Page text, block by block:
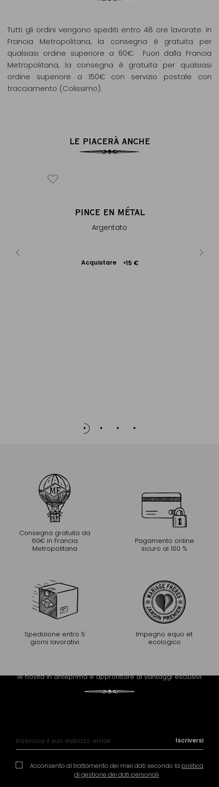
Tutti gli ordini vengono spediti entro 48 ore lavorate. In
Francia Metropolitana, la consegna è gratuita per
qualsiasi ordine superiore a 60€. Fuori dalla Francia
Metropolitana, la consegna è gratuita per qualsiasi
ordine superiore a 150€ con servizio postale con
tracciamento (Colissimo).
LE PIACERÀ ANCHE
PINCE EN MÉTAL
Argentato
Acquistare 15 €
Aggiungere
Consegna gratuita da
60€ in Francia
Metropolitana
Pagamento online
sicuro al 100 %
Spedizione entro 5
giorni lavorativi
Impegno equo et
ecologico
le novità in anteprima e approfittare di vantaggi esclusivi.
Acconsento al trattamento dei miei dati secondo la politica
di gestione dei dati personali
Iscriversi